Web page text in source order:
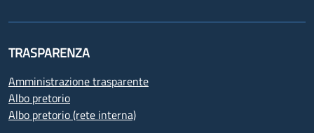
TRASPARENZA
Amministrazione trasparente
Albo pretorio
Albo pretorio (rete interna)